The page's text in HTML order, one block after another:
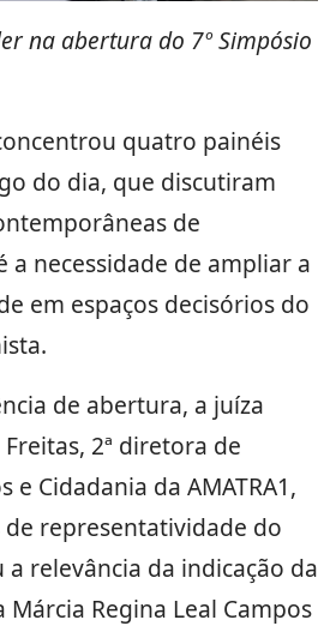
na abertura do 7º Simpósio
quatro painéis
do dia, que discutiram
de
a necessidade de ampliar a
em espaços decisórios do
de abertura, a juíza
2ª diretora de
e Cidadania da AMATRA1,
representatividade do
a relevância da indicação da
Regina Leal Campos